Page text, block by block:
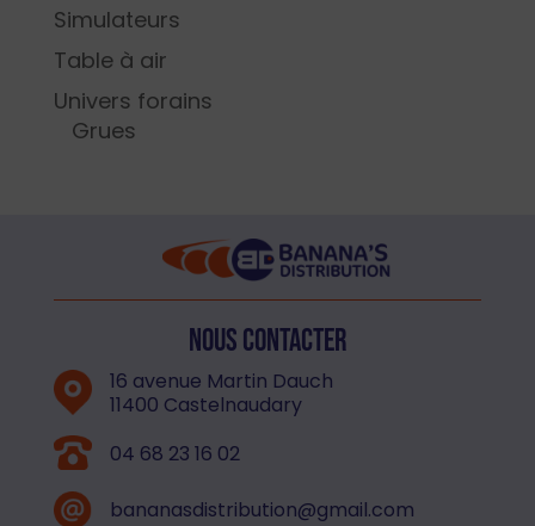
Simulateurs
Table à air
Univers forains
Grues
Nous contacter
16 avenue Martin Dauch
11400 Castelnaudary
04 68 23 16 02
bananasdistribution@gmail.com